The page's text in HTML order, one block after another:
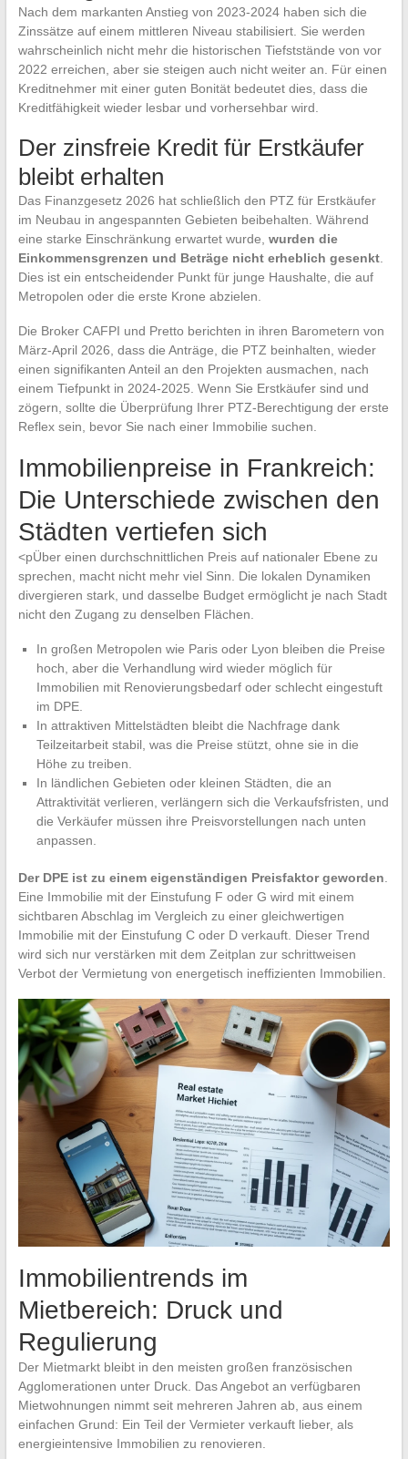
Nach dem markanten Anstieg von 2023-2024 haben sich die
Zinssätze auf einem mittleren Niveau stabilisiert. Sie werden
wahrscheinlich nicht mehr die historischen Tiefststände von vor
2022 erreichen, aber sie steigen auch nicht weiter an. Für einen
Kreditnehmer mit einer guten Bonität bedeutet dies, dass die
Kreditfähigkeit wieder lesbar und vorhersehbar wird.
Der zinsfreie Kredit für Erstkäufer
bleibt erhalten
Das Finanzgesetz 2026 hat schließlich den PTZ für Erstkäufer
im Neubau in angespannten Gebieten beibehalten. Während
eine starke Einschränkung erwartet wurde, wurden die
Einkommensgrenzen und Beträge nicht erheblich gesenkt.
Dies ist ein entscheidender Punkt für junge Haushalte, die auf
Metropolen oder die erste Krone abzielen.
Die Broker CAFPI und Pretto berichten in ihren Barometern von
März-April 2026, dass die Anträge, die PTZ beinhalten, wieder
einen signifikanten Anteil an den Projekten ausmachen, nach
einem Tiefpunkt in 2024-2025. Wenn Sie Erstkäufer sind und
zögern, sollte die Überprüfung Ihrer PTZ-Berechtigung der erste
Reflex sein, bevor Sie nach einer Immobilie suchen.
Immobilienpreise in Frankreich:
Die Unterschiede zwischen den
Städten vertiefen sich
<pÜber einen durchschnittlichen Preis auf nationaler Ebene zu
sprechen, macht nicht mehr viel Sinn. Die lokalen Dynamiken
divergieren stark, und dasselbe Budget ermöglicht je nach Stadt
nicht den Zugang zu denselben Flächen.
In großen Metropolen wie Paris oder Lyon bleiben die Preise
hoch, aber die Verhandlung wird wieder möglich für
Immobilien mit Renovierungsbedarf oder schlecht eingestuft
im DPE.
In attraktiven Mittelstädten bleibt die Nachfrage dank
Teilzeitarbeit stabil, was die Preise stützt, ohne sie in die
Höhe zu treiben.
In ländlichen Gebieten oder kleinen Städten, die an
Attraktivität verlieren, verlängern sich die Verkaufsfristen, und
die Verkäufer müssen ihre Preisvorstellungen nach unten
anpassen.
Der DPE ist zu einem eigenständigen Preisfaktor geworden
Eine Immobilie mit der Einstufung F oder G wird mit einem
sichtbaren Abschlag im Vergleich zu einer gleichwertigen
Immobilie mit der Einstufung C oder D verkauft. Dieser Trend
wird sich nur verstärken mit dem Zeitplan zur schrittweisen
Verbot der Vermietung von energetisch ineffizienten Immobilien.
Immobilientrends im
Mietbereich: Druck und
Regulierung
Der Mietmarkt bleibt in den meisten großen französischen
Agglomerationen unter Druck. Das Angebot an verfügbaren
Mietwohnungen nimmt seit mehreren Jahren ab, aus einem
einfachen Grund: Ein Teil der Vermieter verkauft lieber, als
energieintensive Immobilien zu renovieren.